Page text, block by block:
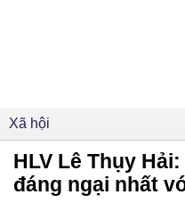
Xã hội
HLV Lê Thụy
đáng ngại nhất